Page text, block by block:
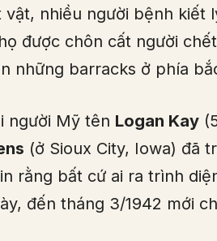
vật, nhiều người bệnh kiết
được chôn cất người
những barracks ở phía
người Mỹ tên Logan Kay
(ở Sioux City, Iowa) đã
rằng bất cứ ai ra trình
đến tháng 3/1942 mới